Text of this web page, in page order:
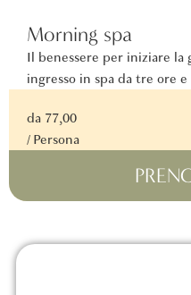
Morning spa
Il benessere per iniziare
ingresso in spa da tre ore
da 77,00
/ Persona